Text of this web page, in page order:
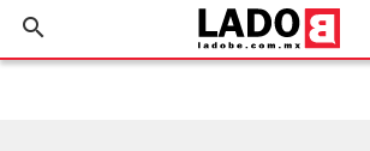
search